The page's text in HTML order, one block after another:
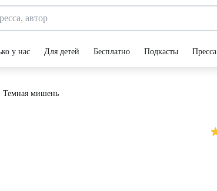
у нас Для детей Бесплатно Подкасты Пресса
Темная мишень